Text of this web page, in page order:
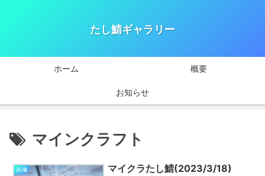
たし鯖ギャラリー
ホーム 概要
お知らせ
マインクラフト
画像 マイクラたし鯖(2023/3/18)